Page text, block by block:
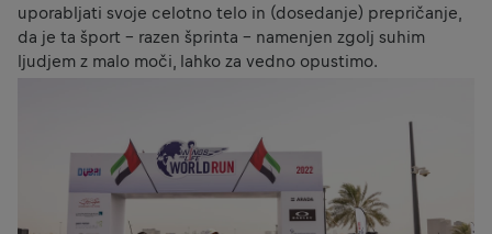
uporabljati svoje celotno telo in (dosedanje) prepričanje,
da je ta šport - razen šprinta - namenjen zgolj suhim
ljudjem z malo moči, lahko za vedno opustimo.